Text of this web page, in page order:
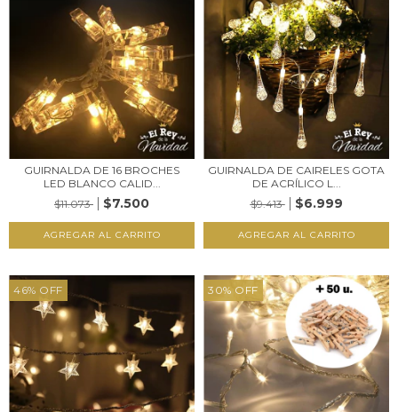
GUIRNALDA DE 16 BROCHES
LED BLANCO CALID...
$11.073
$7.500
GUIRNALDA DE CAIRELES GOTA
DE ACRÍLICO L...
$9.413
$6.999
46% OFF 30% OFF